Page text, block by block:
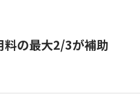
料の最大2/3が補助